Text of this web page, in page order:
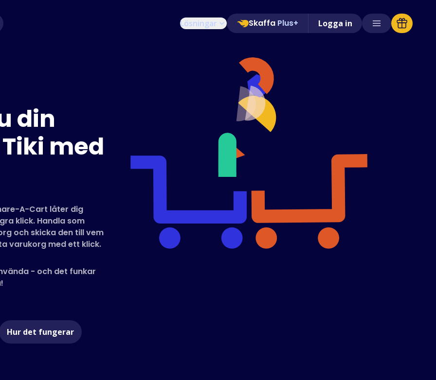
Lösningar Skaffa Plus+ Logga in
din
med
A-Cart låter dig
klick. Handla som
och skicka den till vem
varukorg med ett klick.
- och det funkar
Hur det fungerar